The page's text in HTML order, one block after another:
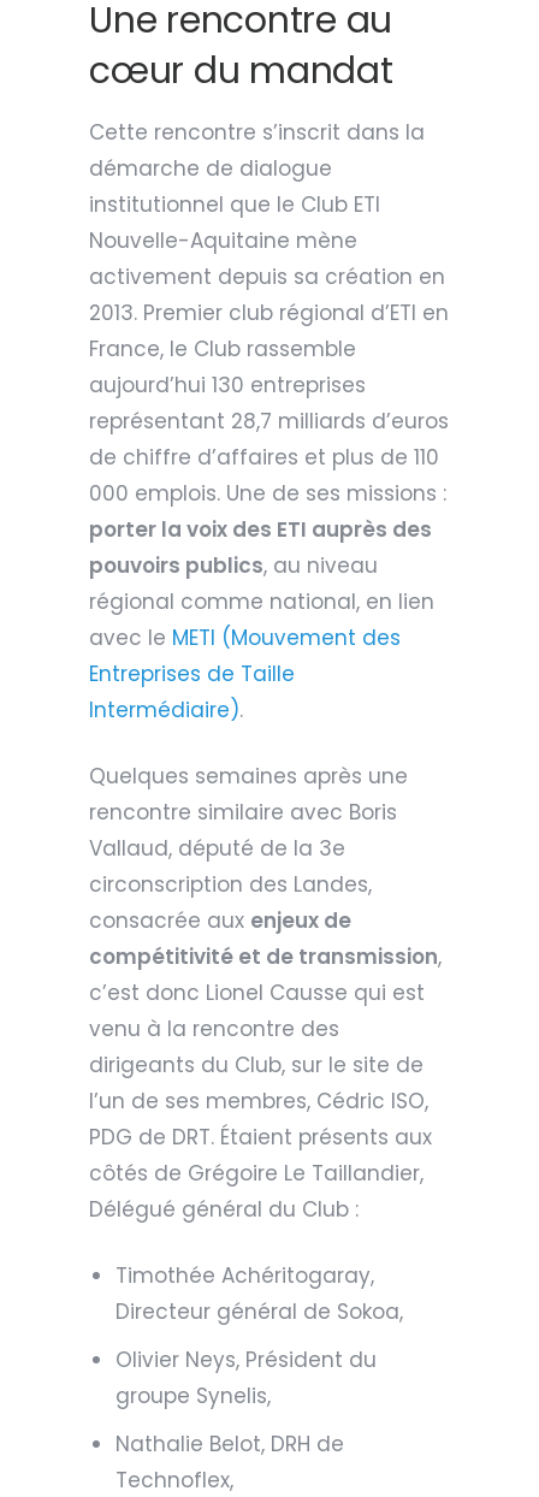
Une rencontre au
cœur du mandat
Cette rencontre s’inscrit dans la
démarche de dialogue
institutionnel que le Club ETI
Nouvelle-Aquitaine mène
activement depuis sa création en
2013. Premier club régional d’ETI en
France, le Club rassemble
aujourd’hui 130 entreprises
représentant 28,7 milliards d’euros
de chiffre d’affaires et plus de 110
000 emplois. Une de ses missions :
porter la voix des ETI auprès des
pouvoirs publics, au niveau
régional comme national, en lien
avec le METI (Mouvement des
Entreprises de Taille
Intermédiaire).
Quelques semaines après une
rencontre similaire avec Boris
Vallaud, député de la 3e
circonscription des Landes,
consacrée aux enjeux de
compétitivité et de transmission,
c’est donc Lionel Causse qui est
venu à la rencontre des
dirigeants du Club, sur le site de
l’un de ses membres, Cédric ISO,
PDG de DRT. Étaient présents aux
côtés de Grégoire Le Taillandier,
Délégué général du Club :
Timothée Achéritogaray,
Directeur général de Sokoa,
Olivier Neys, Président du
groupe Synelis,
Nathalie Belot, DRH de
Technoflex,